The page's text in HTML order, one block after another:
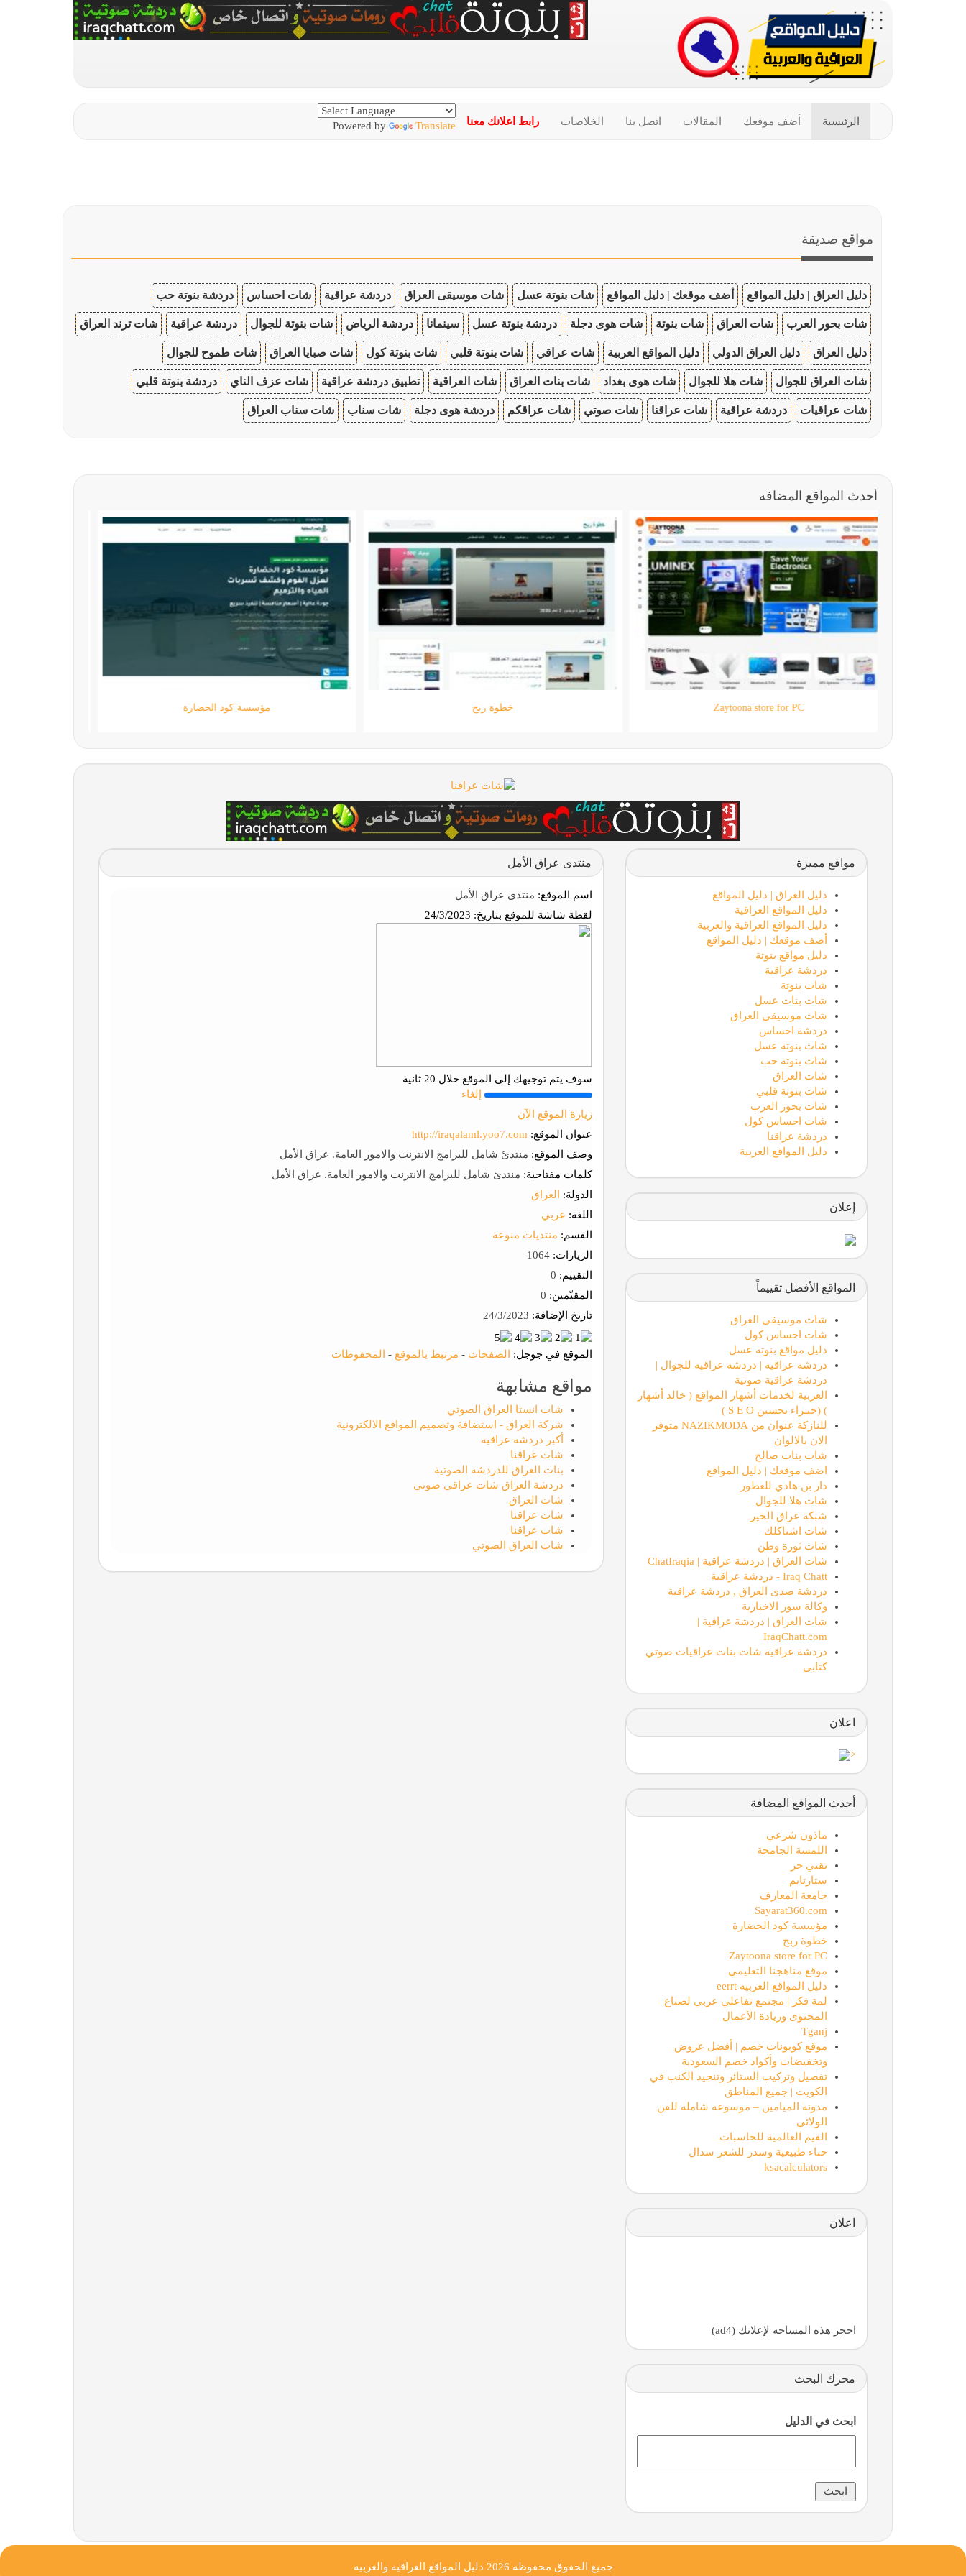
الرئيسية أضف موقعك المقالات اتصل بنا الخلاصات رابط اعلانك معنا Powered by Translate
مواقع صديقة
دليل العراق | دليل المواقع أضف موقعك | دليل المواقع شات بنوتة عسل شات موسيقى العراق دردشة عراقية شات احساس دردشة بنوتة حب
شات بحور العرب شات العراق شات بنوتة شات هوى دجلة دردشة بنوتة عسل سينمانا دردشة الرياض شات بنوتة للجوال دردشة عراقية شات ترند العراق
دليل العراق دليل العراق الدولي دليل المواقع العربية شات عراقي شات بنوتة قلبي شات بنوتة كول شات صبايا العراق شات طموح للجوال
شات العراق للجوال شات هلا للجوال شات هوى بغداد شات بنات العراق شات العراقية تطبيق دردشة عراقية شات عزف الناي دردشة بنوتة قلبي
شات عراقيات دردشة عراقية شات عراقنا شات صوتي شات عراقكم دردشة هوى دجلة شات سناب شات سناب العراق
أحدث المواقع المضافه
مؤسسة كود الحضارة خطوة ربح Zaytoona store for PC
منتدى عراق الأمل
اسم الموقع: منتدى عراق الأمل
لقطة شاشة للموقع بتاريخ:
سوف يتم توجيهك إلى الموقع خلال 20 ثانية
إلغاء
زيارة الموقع الآن
عنوان الموقع: http://iraqalaml.yoo7.com
وصف الموقع: منتدئ شامل للبرامج الانترنت والامور العامة. عراق الأمل
كلمات مفتاحية: منتدئ شامل للبرامج الانترنت والامور العامة. عراق الأمل
الدولة:
العراق
اللغة: عربي
القسم: منتديات منوعة
الزيارات:
التقييم:
المقيّمين:
تاريخ الإضافة:
الموقع في جوجل: الصفحات - مرتبط بالموقع - المحفوظات
مواقع مشابهة
شات انستا العراق الصوتي
شركة العراق - استضافة وتصميم المواقع الالكترونية
أكبر دردشة عراقية
شات عراقنا
بنات العراق للدردشة الصوتية
دردشة العراق شات عراقي صوتي
شات العراق
شات عراقنا
شات عراقنا
شات العراق الصوتي
مواقع مميزة
دليل العراق | دليل المواقع
دليل المواقع العراقية
دليل المواقع العراقية والعربية
أضف موقعك | دليل المواقع
دليل مواقع بنوتة
دردشة عراقية
شات بنوتة
شات بنات عسل
شات موسيقى العراق
دردشة احساس
شات بنوتة عسل
شات بنوتة حب
شات العراق
شات بنوتة قلبي
شات بحور العرب
شات احساس كول
دردشة عراقنا
دليل المواقع العربية
إعلان
المواقع الأفضل تقييماً
شات موسيقى العراق
شات احساس كول
دليل مواقع بنوتة عسل
دردشة عراقية | دردشة عراقية للجوال |
دردشة عراقية صوتية
العربية لخدمات أشهار المواقع ( خالد أشهار
) (خبـراء تحسين S E O )
للنازكة عنوان من NAZIKMODA متوفر
الان بالالوان
شات بنات صالح
اضف موقعك | دليل المواقع
دار بن هادي للعطور
شات هلا للجوال
شبكة عراق الخير
شات اشتاكلك
شات ثورة وطن
شات العراق | دردشة عراقية | ChatIraqia
Iraq Chatt - دردشة عراقية
دردشة صدى العراق , دردشة عراقية
وكالة سور الاخبارية
شات العراق | دردشة عراقية |
IraqChatt.com
دردشة عراقية شات بنات عراقيات صوتي
كتابي
اعلان
<
أحدث المواقع المضافة
ماذون شرعي
اللمسة الجامحة
تقني حر
ستارتايم
جامعة المعارف
Sayarat360.com
مؤسسة كود الحضارة
خطوة ربح
Zaytoona store for PC
موقع مناهجنا التعليمي
دليل المواقع العربية eerrt
لمة فكر | مجتمع تفاعلي عربي لصناع
المحتوى وريادة الأعمال
Tganj
موقع كوبونات خصم | أفضل عروض
وتخفيضات وأكواد خصم السعودية
تفصيل وتركيب الستائر وتنجيد الكنب في
الكويت | جميع المناطق
مدونة الميامين – موسوعة شاملة للفن
الولائي
القيم العالمية للحاسبات
حناء طبيعية وسدر للشعر سدال
ksacalculators
اعلان
احجز هذه المساحه لإعلانك (ad4)
محرك البحث
ابحث في الدليل
جميع الحقوق محفوظة 2026 دليل المواقع العراقية والعربية